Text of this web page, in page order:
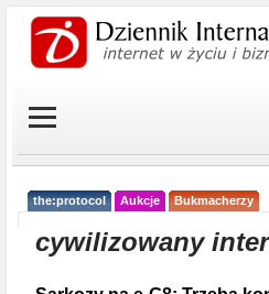
the:protocol Aukcje Bukmacherzy
cywilizowany